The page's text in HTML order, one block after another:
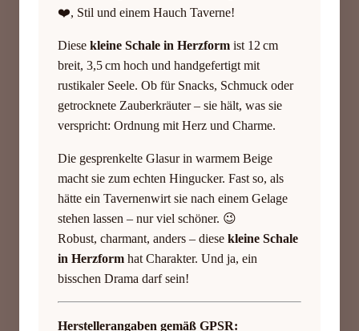
❤️, Stil und einem Hauch Taverne!
Diese kleine Schale in Herzform ist 12 cm
breit, 3,5 cm hoch und handgefertigt mit
rustikaler Seele. Ob für Snacks, Schmuck oder
getrocknete Zauberkräuter – sie hält, was sie
verspricht: Ordnung mit Herz und Charme.
Die gesprenkelte Glasur in warmem Beige
macht sie zum echten Hingucker. Fast so, als
hätte ein Tavernenwirt sie nach einem Gelage
stehen lassen – nur viel schöner. 😉
Robust, charmant, anders – diese kleine Schale
in Herzform hat Charakter. Und ja, ein
bisschen Drama darf sein!
Herstellerangaben gemäß GPSR: